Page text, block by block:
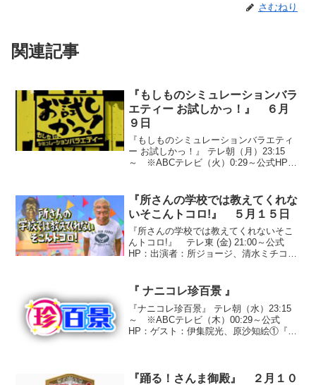
さむねり
関連記事
『もしものシミュレーションバラ
エティー お試しかっ！』 ６月
９日
『もしものシミュレーションバラエティ
ー お試しかっ！』 テレ朝（月）23:15
～ ※ABCテレビ（火）0:29～公式HP：
我が家、バッファロー吾郎、パンクブー
ブー、サバ...
『所さんの学校では教えてくれな
いそこんトコロ!』 ５月１５日
『所さんの学校では教えてくれないそこ
んトコロ!』 テレ東 (金) 21:00～公式
HP：出演者：所ジョージ、清水ミチコ、
ぞなぞファクトリー 何を作ってるの？』
○答え ...
『 ナニコレ珍百景 』
『ナニコレ珍百景』 テレ朝（水）23:15
～ ※ABCテレビ（木）00:29～公式
HP：ゲスト：伊集院光、原沙知絵①『箸
５０円）...
『踊る！さんま御殿』 ２月１０